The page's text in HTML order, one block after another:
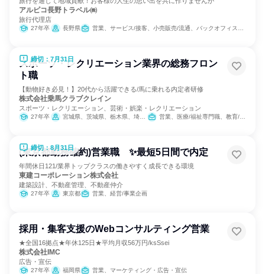
アルピコ長野トラベル㈱
旅行代理店
27年卒 長野県 営業、サービス/接客、小売販売/流通、バックオフィス・事務・受付
締切：7月31日
スポーツ・レクリエーション業界の総務フロン
ト職
【動物好き必見！】20代から活躍できる/馬に乗れる内定者研修
株式会社乗馬クラブクレイン
スポーツ・レクリエーション、芸術・娯楽・レクリエーション
27年卒 宮城県、茨城県、栃木県、埼玉県、千葉県、東京都、神奈川県、石川県、岐阜県、三重県、大阪府、兵庫県、奈良県、岡山県、広島県、山口県、福岡県、大分県 営業、医療/福祉専門職、教育/保育専門職、小売販売/流通、バックオフィス・事務・受付、総務
締切：8月31日
(東京都勤務確約)営業職 ✨最短5日間で内定
年間休日121/業界トップクラスの働きやすく成長できる環境
東建コーポレーション株式会社
建築設計、不動産管理、不動産仲介
27年卒 東京都 営業、経営/事業企画
採用・集客支援のWebコンサルティング営業
★全国16拠点★年休125日★平均月収56万円/ksSsei
株式会社IMC
広告・宣伝
27年卒 福岡県 営業、マーケティング・広告・宣伝